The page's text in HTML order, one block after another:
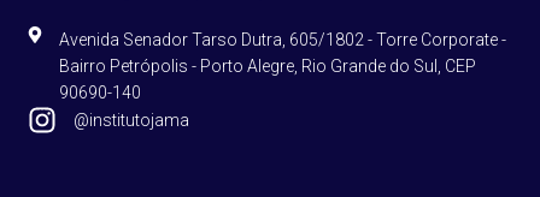
Avenida Senador Tarso Dutra, 605/1802 - Torre Corporate -
Bairro Petrópolis - Porto Alegre, Rio Grande do Sul, CEP
90690-140
@institutojama